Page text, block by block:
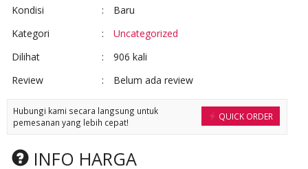
Kondisi
:
Baru
Kategori
:
Uncategorized
Dilihat
:
906 kali
Review
: Belum ada review
QUICK ORDER
Hubungi kami secara langsung untuk
pemesanan yang lebih cepat!
INFO HARGA